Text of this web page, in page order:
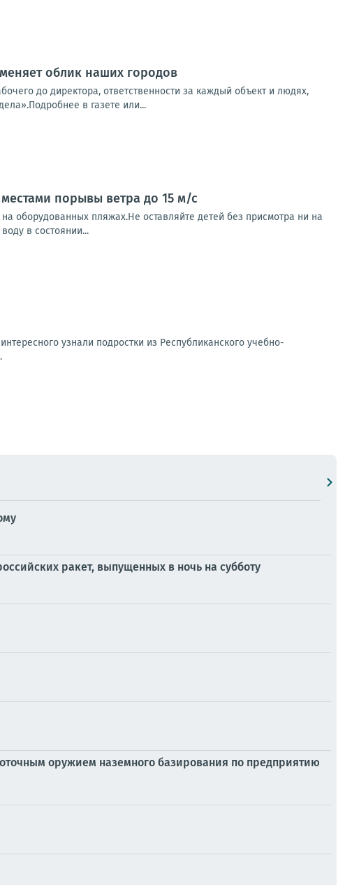
облик наших городов
до директора, ответственности за каждый объект и людях,
в газете или...
порывы ветра до 15 м/с
оборудованных пляжах.Не оставляйте детей без присмотра ни на
в состоянии...
узнали подростки из Республиканского учебно-
ракет, выпущенных в ночь на субботу
оружием наземного базирования по предприятию